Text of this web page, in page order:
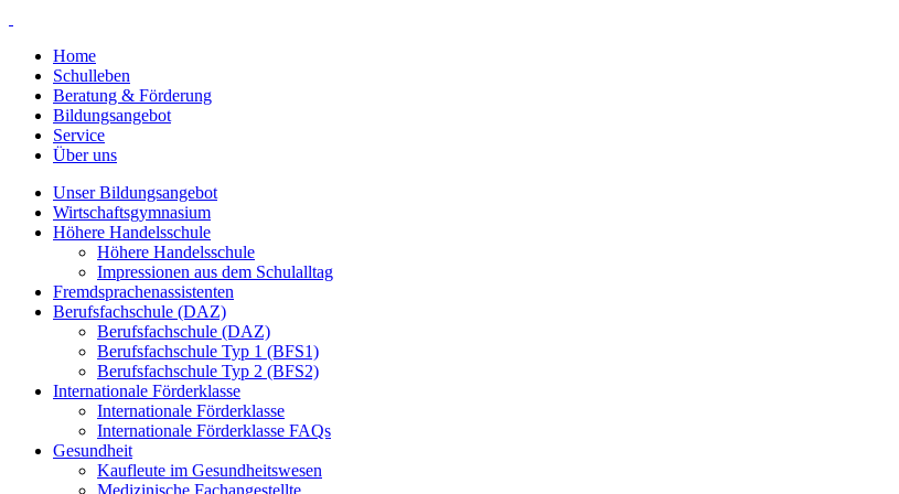
Home
Schulleben
Beratung & Förderung
Bildungsangebot
Service
Über uns
Unser Bildungsangebot
Wirtschaftsgymnasium
Höhere Handelsschule
Höhere Handelsschule
Impressionen aus dem Schulalltag
Fremdsprachenassistenten
Berufsfachschule (DAZ)
Berufsfachschule (DAZ)
Berufsfachschule Typ 1 (BFS1)
Berufsfachschule Typ 2 (BFS2)
Internationale Förderklasse
Internationale Förderklasse
Internationale Förderklasse FAQs
Gesundheit
Kaufleute im Gesundheitswesen
Medizinische Fachangestellte